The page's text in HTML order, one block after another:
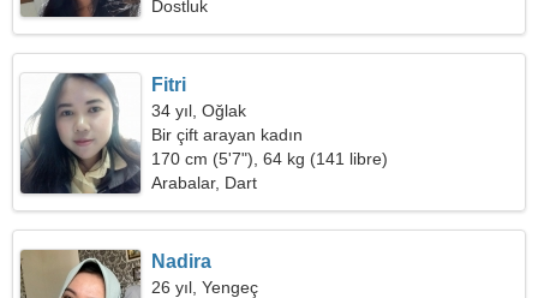
Dostluk
Fitri
34 yıl, Oğlak
Bir çift arayan kadın
170 cm (5'7"), 64 kg (141 libre)
Arabalar, Dart
Nadira
26 yıl, Yengeç